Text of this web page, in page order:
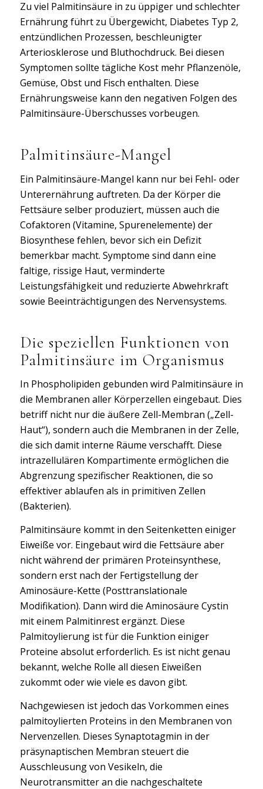
Zu viel Palmitinsäure in zu üppiger und schlechter
Ernährung führt zu Übergewicht, Diabetes Typ 2,
entzündlichen Prozessen, beschleunigter
Arteriosklerose und Bluthochdruck. Bei diesen
Symptomen sollte tägliche Kost mehr Pflanzenöle,
Gemüse, Obst und Fisch enthalten. Diese
Ernährungsweise kann den negativen Folgen des
Palmitinsäure-Überschusses vorbeugen.
Palmitinsäure-Mangel
Ein Palmitinsäure-Mangel kann nur bei Fehl- oder
Unterernährung auftreten. Da der Körper die
Fettsäure selber produziert, müssen auch die
Cofaktoren (Vitamine, Spurenelemente) der
Biosynthese fehlen, bevor sich ein Defizit
bemerkbar macht. Symptome sind dann eine
faltige, rissige Haut, verminderte
Leistungsfähigkeit und reduzierte Abwehrkraft
sowie Beeinträchtigungen des Nervensystems.
Die speziellen Funktionen von
Palmitinsäure im Organismus
In Phospholipiden gebunden wird Palmitinsäure in
die Membranen aller Körperzellen eingebaut. Dies
betriff nicht nur die äußere Zell-Membran („Zell-
Haut“), sondern auch die Membranen in der Zelle,
die sich damit interne Räume verschafft. Diese
intrazellulären Kompartimente ermöglichen die
Abgrenzung spezifischer Reaktionen, die so
effektiver ablaufen als in primitiven Zellen
(Bakterien).
Palmitinsäure kommt in den Seitenketten einiger
Eiweiße vor. Eingebaut wird die Fettsäure aber
nicht während der primären Proteinsynthese,
sondern erst nach der Fertigstellung der
Aminosäure-Kette (Posttranslationale
Modifikation). Dann wird die Aminosäure Cystin
mit einem Palmitinrest ergänzt. Diese
Palmitoylierung ist für die Funktion einiger
Proteine absolut erforderlich. Es ist nicht genau
bekannt, welche Rolle all diesen Eiweißen
zukommt oder wie viele es davon gibt.
Nachgewiesen ist jedoch das Vorkommen eines
palmitoylierten Proteins in den Membranen von
Nervenzellen. Dieses Synaptotagmin in der
präsynaptischen Membran steuert die
Ausschleusung von Vesikeln, die
Neurotransmitter an die nachgeschaltete